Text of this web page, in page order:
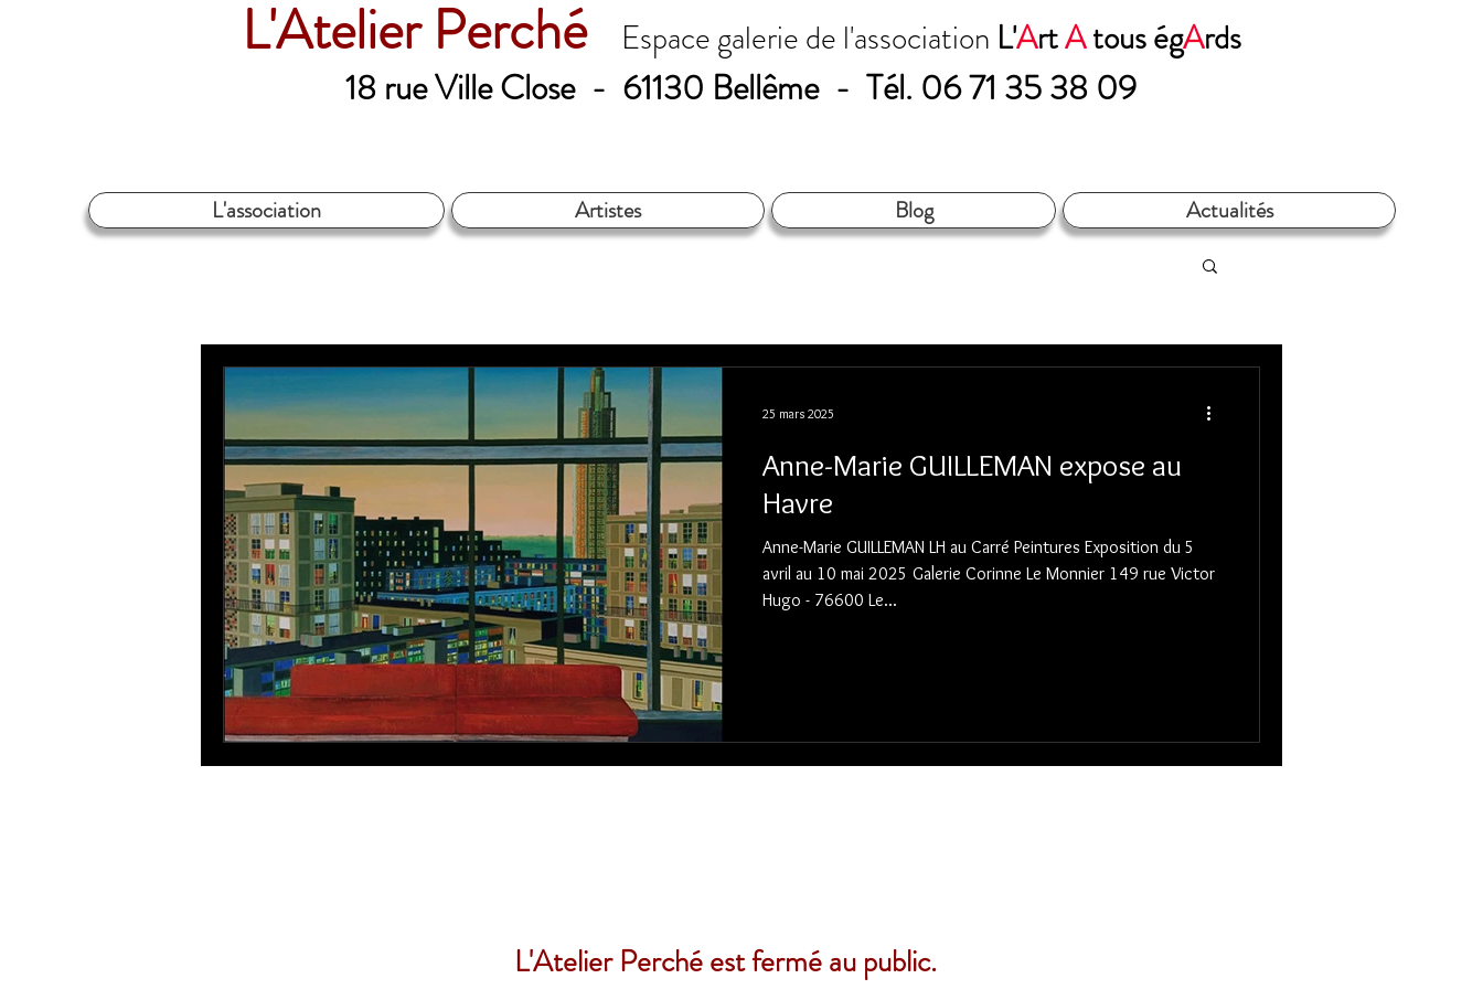
L'Atelier Perché Espace galerie de l'association L'ArtAtous égArds​​​
18 rue Ville Close - 61130 Bellême - Tél. 06 71 35 38 09
L'association Artistes Blog Actualités
Anne-Marie GUILLEMAN expose au
Havre
Anne-Marie GUILLEMAN LH au Carré Peintures Exposition du 5
avril au 10 mai 2025 Galerie Corinne Le Monnier 149 rue Victor
Hugo - 76600 Le...
25 mars 2025
L'Atelier Perché est fermé au public.